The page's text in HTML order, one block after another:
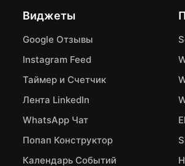
Виджеты
Google Отзывы
Instagram Feed
Таймер и Счетчик
Лента LinkedIn
WhatsApp Чат
Попап Конструктор
Календарь Событий